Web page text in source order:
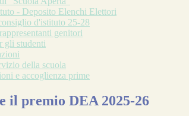
- Deposito Elenchi Elettori
d'istituto 25-28
genitori
gli studenti
della scuola
e accoglienza prime
il premio DEA 2025-26